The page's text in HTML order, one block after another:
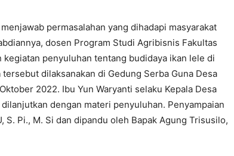
permasalahan yang dihadapi masyarakat
dosen Program Studi Agribisnis Fakultas
penyuluhan tentang budidaya ikan lele di
dilaksanakan di Gedung Serba Guna Desa
2022. Ibu Yun Waryanti selaku Kepala Desa
dengan materi penyuluhan. Penyampaian
S. Pi., M. Si dan dipandu oleh Bapak Agung Trisusilo,